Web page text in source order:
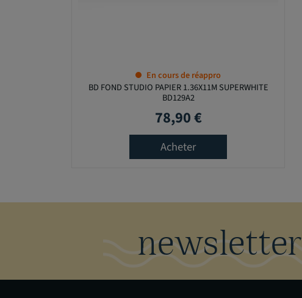
En cours de réappro
BD FOND STUDIO PAPIER 1.36X11M SUPERWHITE
BD129A2
Prix
78,90 €
Acheter
newsletter